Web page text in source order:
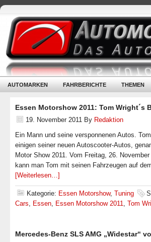
AUTOMARKEN FAHRBERICHTE THEMEN
Essen Motorshow 2011: Tom Wright´s
19. November 2011 By Redaktion
Ein Mann und seine versponnenen Autos.
einigen seiner neuen Autoscooter-Autos,
Motor Show 2011. Vom Freitag, 26.
kann man Tom mit seinen Fahrzeugen auf
[Weiterlesen…]
Kategorie: Essen Motorshow, Tuning
Cars, Essen, Essen Motorshow 2011, Tom
Mercedes-Benz SLS AMG „Widestar“